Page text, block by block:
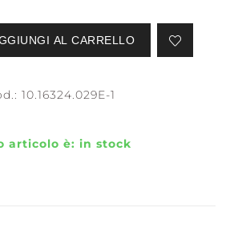
AL CARRELLO
10.16324.029E-1
articolo è: in stock